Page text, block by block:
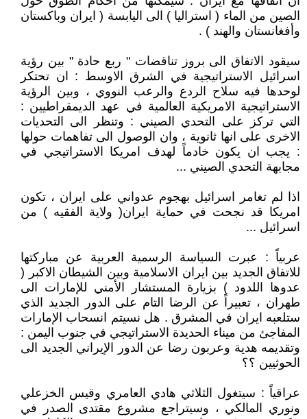
الصين من الماء ( استراليا ) الى اليابسة ( ايران وباكستان
وأفغانستان والهند ) .
سيقود الاتفاق الى بروز تناقضات " ربع حادة " بين رؤية
اسرائيل الاستراتيجية في الشرق الاوسط : ان تحتكر
لوحدها فيه سلاح الردع والرعب النووي ، وبين الرؤية
الاستراتيجية الامريكية العالمية في عهد الديمقراطيين :
التي تركز على التحدي الصيني : وتنظر الى التحديات
الاخرى على انها ثانوية ، وان الوصول الى تفاهمات حولها
: يجب ان يكون خادماً لهدف امريكا الاستراتيجي في
مجابهة التحدي الصيني ...
اذا لم تغامر اسرائيل بهجوم عدواني على ايران ، تكون
امريكا قد نجحت في حماية ايران( ولاية الفقيه ) من
اسرائيل ...
عربياً : عبرت السياسة الرسمية العربية عن مباركتها
للاتفاق الجديد بين ايران الاسلامية وبين الشيطان الاكبر (
عدوها اللدود ) بزيارة المستشار الأمني للإمارات الى
طهران ، تعبيراً عن الرضا التام على الدور الجديد الذي
ستلعبه ايران في المشرق . هل نسيتم انسحاب الإمارات
المفاجئ من ميناء الحديدة الاستراتيجي في جنوب اليمن :
وتقديمه هدية وعربون رضا عن الدور الإيراني الجديد الى
الحوثيين ؟؟
عراقياً : سيتغول الثلاثي هادي العامري وقيس الخزعلي
ونوري المالكي ، وسيتراجع مشروع مقتدى الصدر في